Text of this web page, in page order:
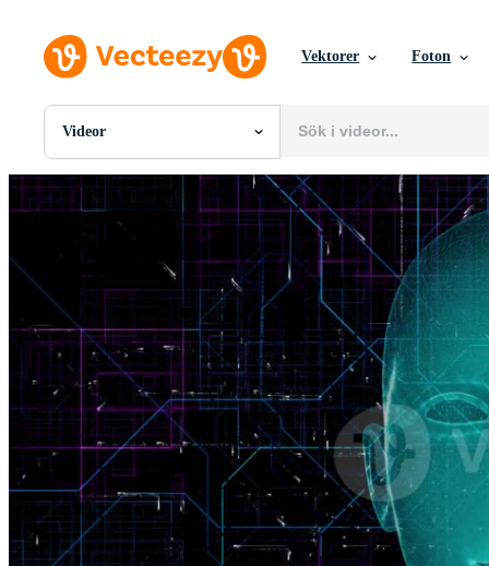
Vektorer Foton
Videor
Alla Bilder
Foton
PNGs
PSDs
Vektorer
Rörlig grafik
Redaktionella Bilder
Redaktionella Evenemang